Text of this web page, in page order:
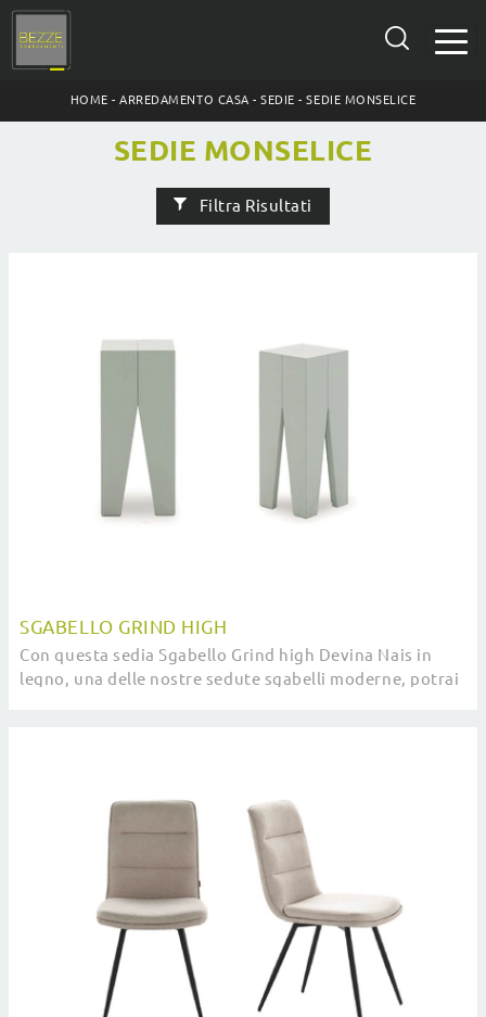
HOME -ARREDAMENTO CASA -SEDIE -SEDIE MONSELICE
SEDIE MONSELICE
Filtra Risultati
SGABELLO GRIND HIGH
Con questa sedia Sgabello Grind high Devina Nais in
legno, una delle nostre sedute sgabelli moderne, potrai